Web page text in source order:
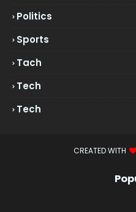
Politics
Sports
Tach
Tech
Tech
CREATED WITH